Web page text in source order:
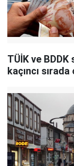
TÜİK ve BDDK
kaçıncı